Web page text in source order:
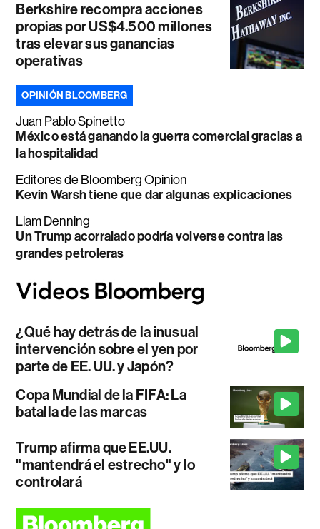
Berkshire recompra acciones
propias por US$4.500 millones
tras elevar sus ganancias
operativas
OPINIÓN BLOOMBERG
Juan Pablo Spinetto
México está ganando la guerra comercial gracias a
la hospitalidad
Editores de Bloomberg Opinion
Kevin Warsh tiene que dar algunas explicaciones
Liam Denning
Un Trump acorralado podría volverse contra las
grandes petroleras
¿Qué hay detrás de la inusual
intervención sobre el yen por
parte de EE. UU. y Japón?
Copa Mundial de la FIFA: La
batalla de las marcas
Trump afirma que EE.UU.
"mantendrá el estrecho" y lo
controlará